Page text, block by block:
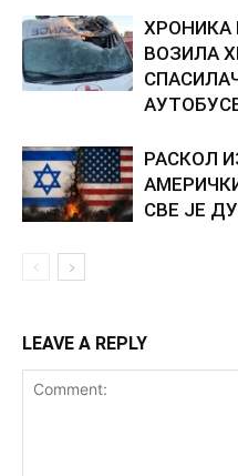
ХРОНИКА
ВОЗИЛА
РАСКОЛ
СВЕ ЈЕ
LEAVE A REPLY